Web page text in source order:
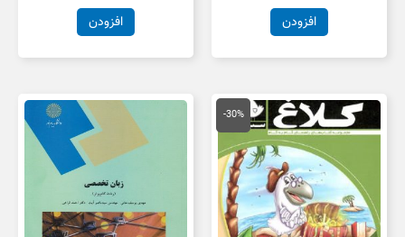
افزودن افزودن
-30%
قیمت
اصلی
16,000 تومان
بود.
قیمت
فعلی
است.